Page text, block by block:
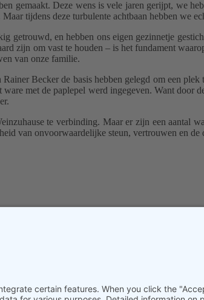
gemaakt. Deze wens is vele jaren gerijpt, we
tijdens deze turbulente achtbaan hebben we
getrouwd, en hebben ons eigen gezinnetje
zijn om vast te houden – is het fundament
van onze familie.
Becker de basis hebben gelegd om een
ware met de paplepel werd ingegeven. Want door
te verbinding. Maar er zijn een aantal
van onvoorwaardelijke steun, vertrouwen en
zijn om het te bekijken.